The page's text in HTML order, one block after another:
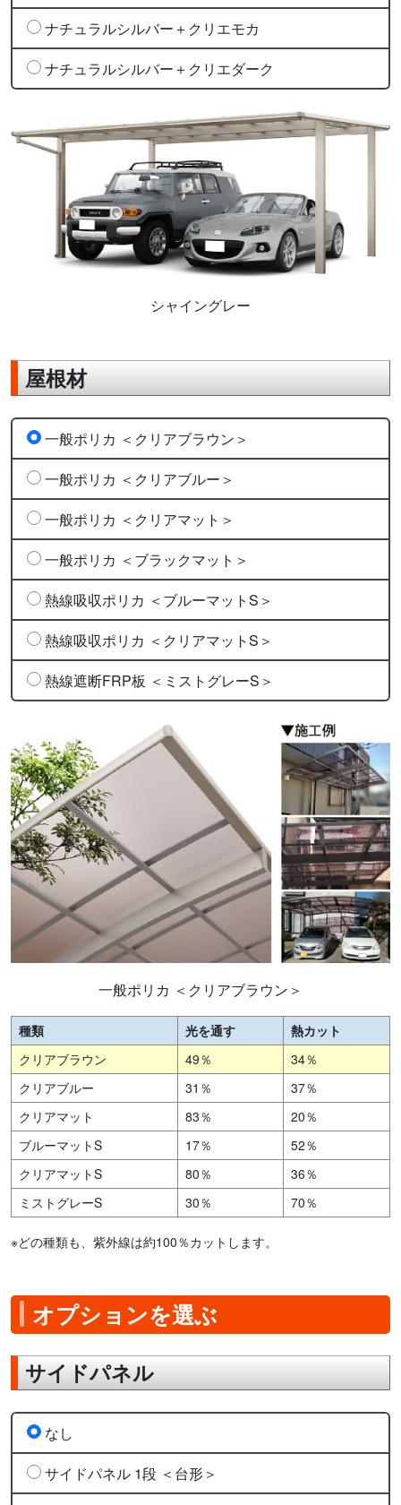
シャイングレー
ナチュラルシルバー＋クリエモカ
ナチュラルシルバー＋クリエダーク
屋根材
一般ポリカ ＜クリアブラウン＞
種類 光を通す
熱カット
クリアブラウン
49％
34％
クリアブルー
31％
37％
クリアマット
83％
20％
ブルーマットS
17％
52％
クリアマットS
80％
36％
ミストグレーS
30％ 70％
※どの種類も、紫外線は約100％カットします。
一般ポリカ ＜クリアブラウン＞
一般ポリカ ＜クリアブルー＞
一般ポリカ ＜クリアマット＞
一般ポリカ ＜ブラックマット＞
熱線吸収ポリカ ＜ブルーマットS＞
熱線吸収ポリカ ＜クリアマットS＞
熱線遮断FRP板 ＜ミストグレーS＞
オプションを選ぶ
サイドパネル
なし
サイドパネル 1段 ＜台形＞